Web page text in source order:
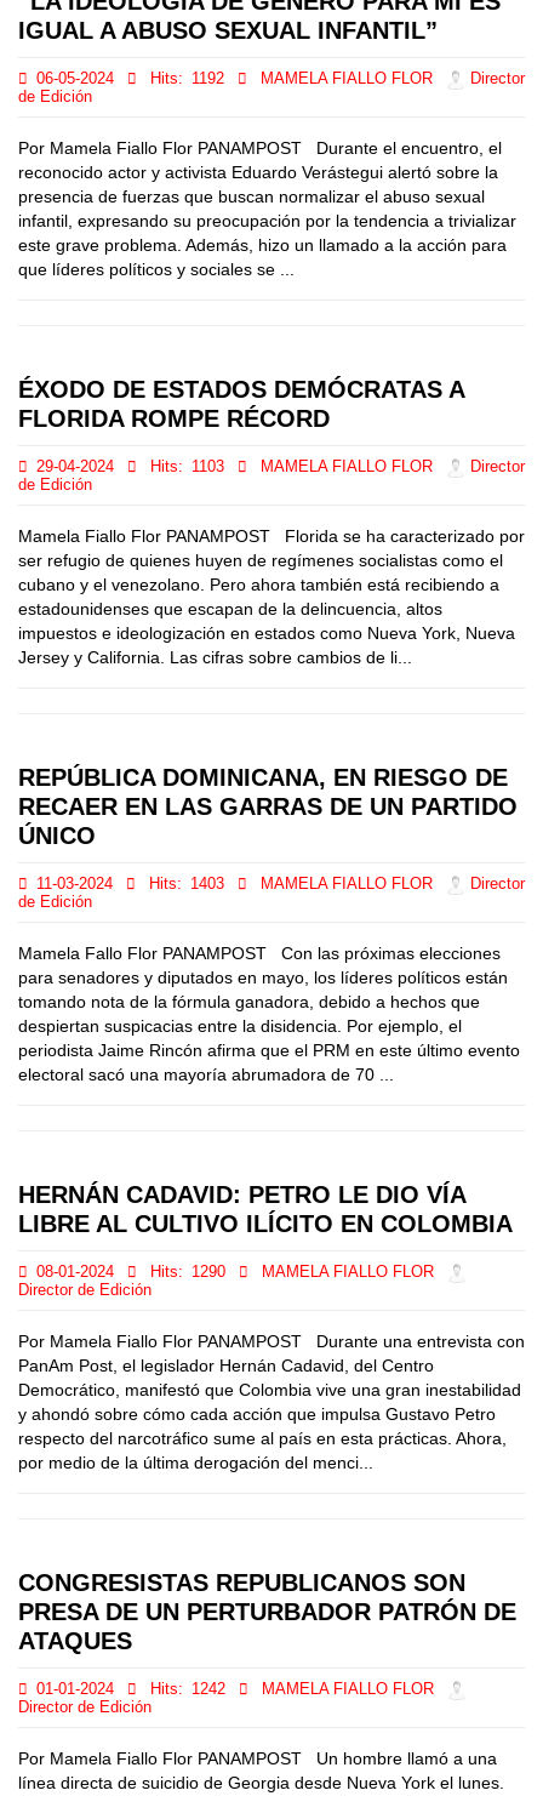
IGUAL A ABUSO SEXUAL INFANTIL”
06-05-2024 Hits: 1192 MAMELA FIALLO FLOR
Director
de Edición
Por Mamela Fiallo Flor PANAMPOST Durante el encuentro, el
reconocido actor y activista Eduardo Verástegui alertó sobre la
presencia de fuerzas que buscan normalizar el abuso sexual
infantil, expresando su preocupación por la tendencia a trivializar
este grave problema. Además, hizo un llamado a la acción para
que líderes políticos y sociales se ...
ÉXODO DE ESTADOS DEMÓCRATAS A
FLORIDA ROMPE RÉCORD
29-04-2024 Hits: 1103 MAMELA FIALLO FLOR
Director
de Edición
Mamela Fiallo Flor PANAMPOST Florida se ha caracterizado por
ser refugio de quienes huyen de regímenes socialistas como el
cubano y el venezolano. Pero ahora también está recibiendo a
estadounidenses que escapan de la delincuencia, altos
impuestos e ideologización en estados como Nueva York, Nueva
Jersey y California. Las cifras sobre cambios de li...
REPÚBLICA DOMINICANA, EN RIESGO DE
RECAER EN LAS GARRAS DE UN PARTIDO
ÚNICO
11-03-2024 Hits: 1403 MAMELA FIALLO FLOR
Director
de Edición
Mamela Fallo Flor PANAMPOST Con las próximas elecciones
para senadores y diputados en mayo, los líderes políticos están
tomando nota de la fórmula ganadora, debido a hechos que
despiertan suspicacias entre la disidencia. Por ejemplo, el
periodista Jaime Rincón afirma que el PRM en este último evento
electoral sacó una mayoría abrumadora de 70 ...
HERNÁN CADAVID: PETRO LE DIO VÍA
LIBRE AL CULTIVO ILÍCITO EN COLOMBIA
08-01-2024 Hits: 1290
MAMELA FIALLO FLOR
Director de Edición
Por Mamela Fiallo Flor PANAMPOST Durante una entrevista con
PanAm Post, el legislador Hernán Cadavid, del Centro
Democrático, manifestó que Colombia vive una gran inestabilidad
y ahondó sobre cómo cada acción que impulsa Gustavo Petro
respecto del narcotráfico sume al país en esta prácticas. Ahora,
por medio de la última derogación del menci...
CONGRESISTAS REPUBLICANOS SON
PRESA DE UN PERTURBADOR PATRÓN DE
ATAQUES
01-01-2024 Hits: 1242
MAMELA FIALLO FLOR
Director de Edición
Por Mamela Fiallo Flor PANAMPOST Un hombre llamó a una
línea directa de suicidio de Georgia desde Nueva York el lunes.